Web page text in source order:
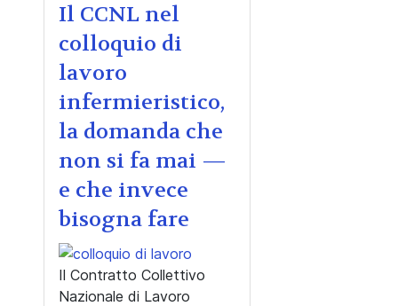
Il CCNL nel
colloquio di
lavoro
infermieristico,
la domanda che
non si fa mai —
e che invece
bisogna fare
Il Contratto Collettivo
Nazionale di Lavoro